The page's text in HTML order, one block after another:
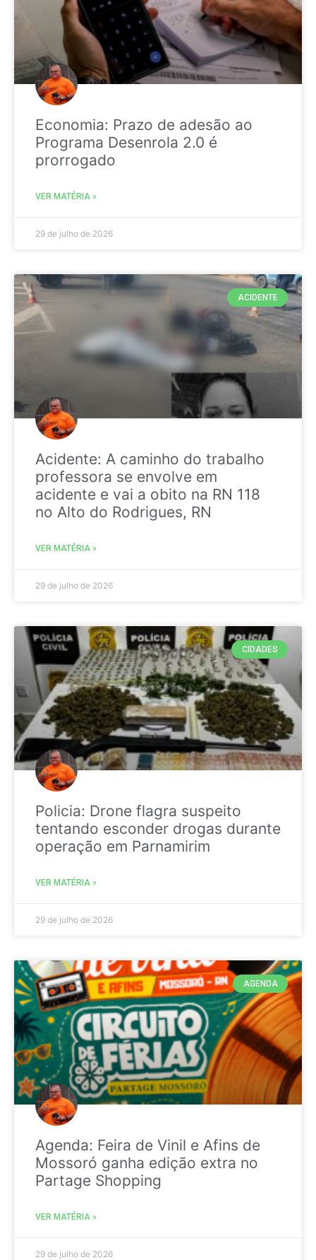
Economia: Prazo de adesão ao
Programa Desenrola 2.0 é
prorrogado
VER MATÉRIA »
29 de julho de 2026
ACIDENTE
Acidente: A caminho do trabalho
professora se envolve em
acidente e vai a obito na RN 118
no Alto do Rodrigues, RN
VER MATÉRIA »
29 de julho de 2026
CIDADES
Policia: Drone flagra suspeito
tentando esconder drogas durante
operação em Parnamirim
VER MATÉRIA »
29 de julho de 2026
AGENDA
Agenda: Feira de Vinil e Afins de
Mossoró ganha edição extra no
Partage Shopping
VER MATÉRIA »
29 de julho de 2026